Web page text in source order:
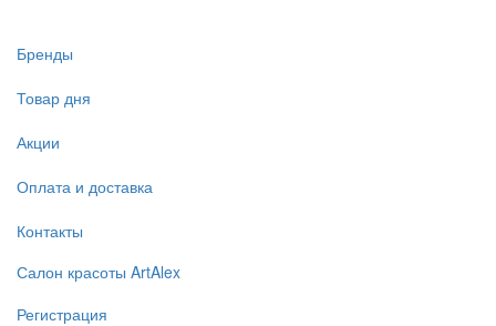
Бренды
Товар дня
Акции
Оплата и доставка
Контакты
Салон красоты ArtAlex
Регистрация